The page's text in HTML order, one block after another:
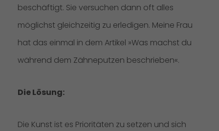
beschäftigt. Sie versuchen dann oft alles
möglichst gleichzeitig zu erledigen. Meine Frau
hat das einmal in dem Artikel »Was machst du
während dem Zähneputzen beschrieben«.
Die Lösung:
Die Kunst ist es Prioritäten zu setzen und sich